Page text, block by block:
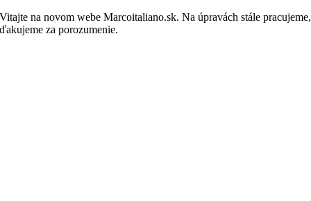
Skip
to
Vitajte na novom webe Marcoitaliano.sk. Na úpravách stále pracujeme,
ďakujeme za porozumenie.